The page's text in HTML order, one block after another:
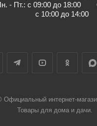
- Пт.: с 09:00 до 18:00
с 10:00 до 14:00
Официальный интернет-
Товары для дома и дачи.